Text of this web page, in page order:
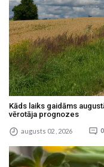
Kāds laiks gaidāms
vērotāja prognozes
augusts 02 , 2026 0